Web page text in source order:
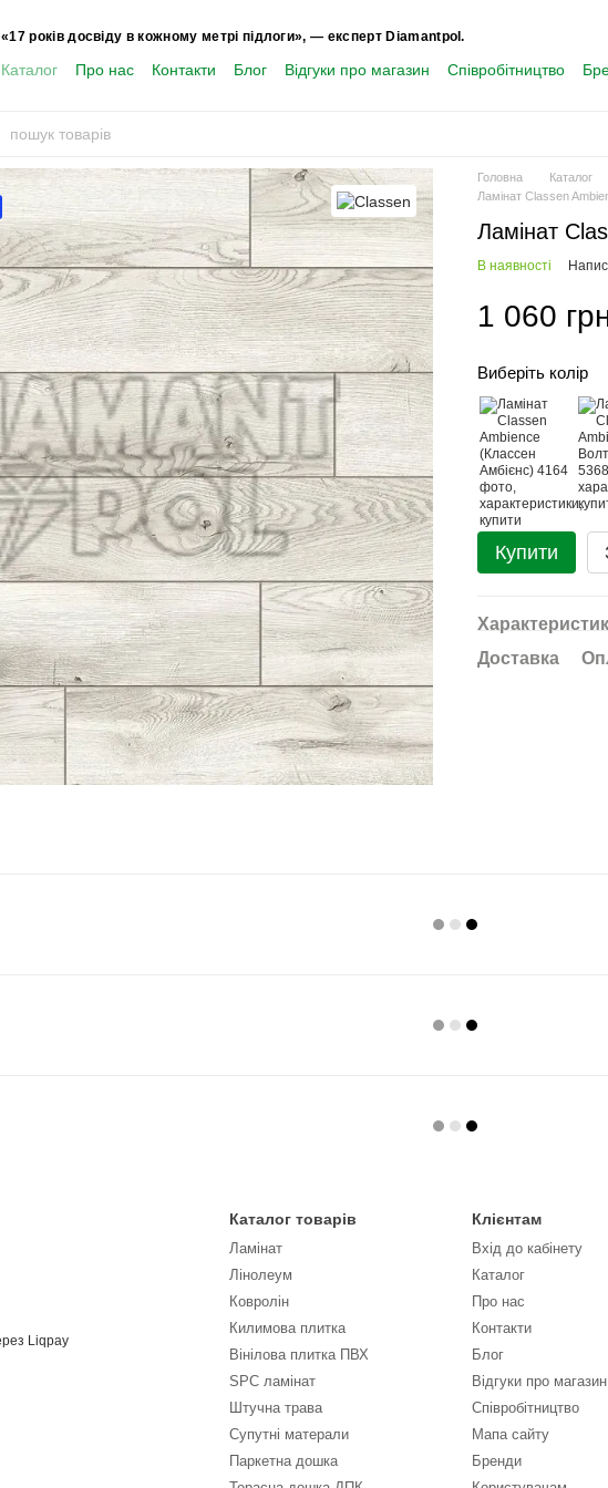
«17 років досвіду в кожному метрі підлоги», — експерт Diamantpol.
Каталог Про нас Контакти Блог Відгуки про магазин Співробітництво
Головна Каталог
Ламінат Classen
Ламінат
В наявності
1 060
Виберіть колір
Купити
Доставка
Каталог товарів
Ламінат
Лінолеум
Ковролін
Килимова плитка
Вінілова плитка ПВХ
SPC ламінат
Штучна трава
Супутні матерали
Паркетна дошка
Клієнтам
Вхід до кабінету
Каталог
Про нас
Контакти
Блог
Відгуки про магазин
Співробітництво
Мапа сайту
Бренди